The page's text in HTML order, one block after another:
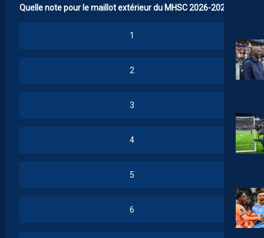
Quelle note pour le maillot extérieur du MHSC 2026-2027 ?
1
2
3
4
5
6